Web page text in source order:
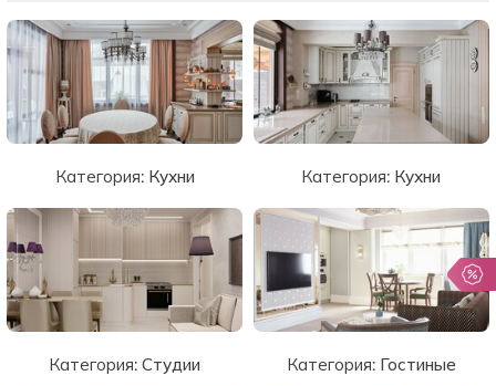
Категория: Кухни Категория: Кухни
Категория:Студии Категория: Гостиные